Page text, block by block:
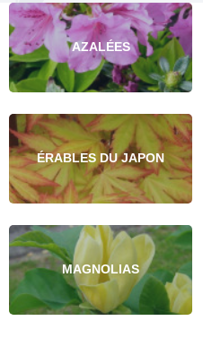
AZALÉES
ÉRABLES DU JAPON
MAGNOLIAS